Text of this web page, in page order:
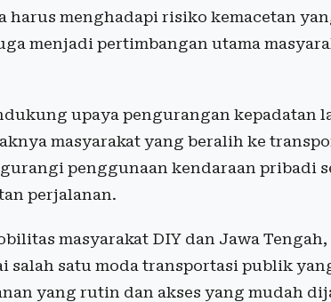
harus menghadapi risiko kemacetan
menjadi pertimbangan utama
upaya pengurangan kepadatan
masyarakat yang beralih ke
penggunaan kendaraan pribadi
perjalanan.
masyarakat DIY dan Jawa Tengah,
salah satu moda transportasi publik
yang rutin dan akses yang mudah